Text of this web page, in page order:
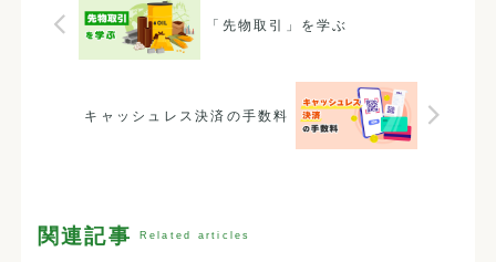
「先物取引」を学ぶ
キャッシュレス決済の手数料
関連記事